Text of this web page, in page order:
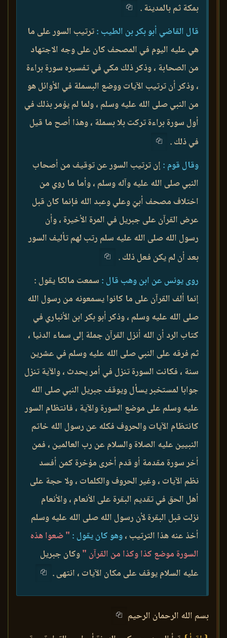
بمكة ثم بالمدينة .
قال القاضي أبو بكر بن الطيب :ترتيب السور على ما
هي عليه اليوم في المصحف كان على وجه الاجتهاد
من الصحابة ، وذكر ذلك مكي في تفسيره سورة براءة
، وذكر أن ترتيب الآيات ووضع البسملة في الأوائل هو
من النبي صلى الله عليه وسلم ، ولما لم يؤمر بذلك في
أول سورة براءة تركت بلا بسملة ، وهذا أصح ما قيل
في ذلك .
وقال قوم :إن ترتيب السور عن توقيف من أصحاب
النبي صلى الله عليه وآله وسلم ، وأما ما روي من
اختلاف مصحف أبيّ وعلي وعبد الله فإنما كان قبل
عرض القرآن على جبريل في المرة الأخيرة ، وأن
رسول الله صلى الله عليه سلم رتب لهم تأليف السور
بعد أن لم يكن فعل ذلك .
روى يونس عن ابن وهب قال : سمعت مالكا يقول :
إنما ألف القرآن على ما كانوا يسمعونه من رسول الله
صلى الله عليه وسلم ، وذكر أبو بكر ابن الأنباري في
كتاب الرد أن الله أنزل القرآن جملة إلى سماء الدنيا ،
ثم فرقه على النبي صلى الله عليه وسلم في عشرين
سنة ، فكانت السورة تنزل في أمر يحدث ، والآية تنزل
جوابا لمستخبر يسأل ويوقف جبريل النبي صلى الله
عليه وسلم على موضع السورة والآية ، فانتظام السور
كانتظام الآيات والحروف فكله عن رسول الله خاتم
النبيين عليه الصلاة والسلام عن رب العالمين ، فمن
أخر سورة مقدمة أو قدم أخرى مؤخرة كمن أفسد
نظم الآيات ، وغير الحروف والكلمات ، ولا حجة على
أهل الحق في تقديم البقرة على الأنعام ، والأنعام
نزلت قبل البقرة لأن رسول الله صلى الله عليه وسلم
أخذ عنه هذا الترتيب ،وهو كان يقول : " ضعوا هذه
السورة موضع كذا وكذا من القرآن "وكان جبريل
عليه السلام يوقف على مكان الآيات ، انتهى .
بسم الله الرحمان الرحيم